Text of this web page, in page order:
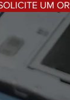
UM